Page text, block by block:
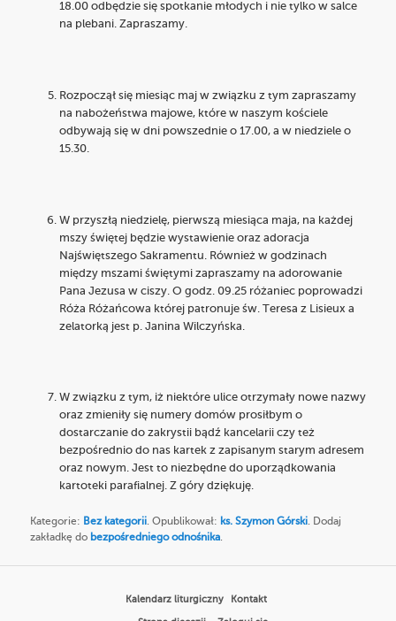
18.00 odbędzie się spotkanie młodych i nie tylko w salce
na plebani. Zapraszamy.
Rozpoczął się miesiąc maj w związku z tym zapraszamy
na nabożeństwa majowe, które w naszym kościele
odbywają się w dni powszednie o 17.00, a w niedziele o
15.30.
W przyszłą niedzielę, pierwszą miesiąca maja, na każdej
mszy świętej będzie wystawienie oraz adoracja
Najświętszego Sakramentu. Również w godzinach
między mszami świętymi zapraszamy na adorowanie
Pana Jezusa w ciszy. O godz. 09.25 różaniec poprowadzi
Róża Różańcowa której patronuje św. Teresa z Lisieux a
zelatorką jest p. Janina Wilczyńska.
W związku z tym, iż niektóre ulice otrzymały nowe nazwy
oraz zmieniły się numery domów prosiłbym o
dostarczanie do zakrystii bądź kancelarii czy też
bezpośrednio do nas kartek z zapisanym starym adresem
oraz nowym. Jest to niezbędne do uporządkowania
kartoteki parafialnej. Z góry dziękuję.
Kategorie: Bez kategorii. Opublikował: ks. Szymon Górski. Dodaj
zakładkę do bezpośredniego odnośnika.
Kalendarz liturgiczny Kontakt